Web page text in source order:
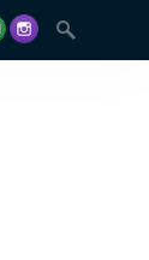
Search
for: